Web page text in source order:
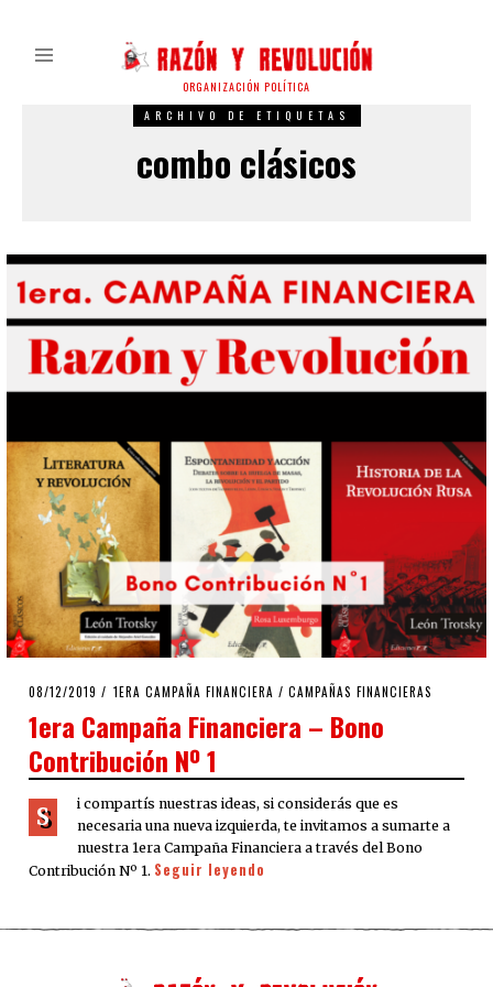
ORGANIZACIÓN POLÍTICA
ARCHIVO DE ETIQUETAS
combo clásicos
POSTED
08/12/2019 08/12/2019
1ERA CAMPAÑA FINANCIERA / CAMPAÑAS FINANCIERAS
1era Campaña Financiera – Bono
Contribución Nº 1
S
i compartís nuestras ideas, si considerás que es
necesaria una nueva izquierda, te invitamos a sumarte a
nuestra 1era Campaña Financiera a través del Bono
Contribución Nº 1. Seguir leyendo